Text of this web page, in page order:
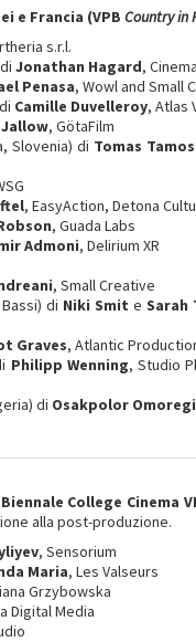
e Francia (VPBCountry in
s.r.l.
diJonathan Hagard,
Penasa, Wowl and Small
Camille Duvelleroy, Atlas
, GötaFilm
Slovenia) di Tomas
, EasyAction, Detona
, Guada Labs
Admoni, Delirium XR
, Small Creative
di Niki Smit e Sarah
Graves, Atlantic
Philipp Wenning, Studio
di Osakpolor
College Cinema
alla post-produzione.
, Sensorium
Maria, Les Valseurs
Grzybowska
Digital Media